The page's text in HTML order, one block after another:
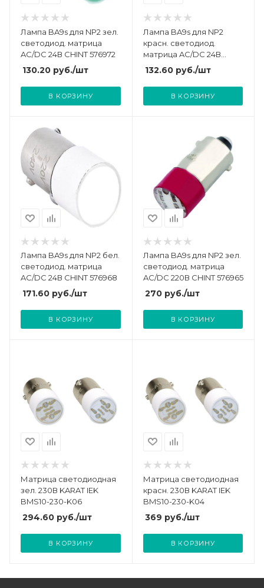
Лампа BA9s для NP2 зел.
светодиод. матрица
AC/DC 24В CHINT 576972
130.20 руб./шт
В КОРЗИНУ
Лампа BA9s для NP2
красн. светодиод.
матрица AC/DC 24В
CHINT 576969
132.60руб./шт
В КОРЗИНУ
Лампа BA9s для NP2 бел.
светодиод. матрица
AC/DC 24В CHINT 576968
171.60 руб./шт
В КОРЗИНУ
Лампа BA9s для NP2 зел.
светодиод. матрица
AC/DC 220В CHINT 576965
270руб./шт
В КОРЗИНУ
Матрица светодиодная
зел. 230В KARAT IEK
BMS10-230-K06
294.60 руб./шт
В КОРЗИНУ
Матрица светодиодная
красн. 230В KARAT IEK
BMS10-230-K04
369 руб./шт
В КОРЗИНУ